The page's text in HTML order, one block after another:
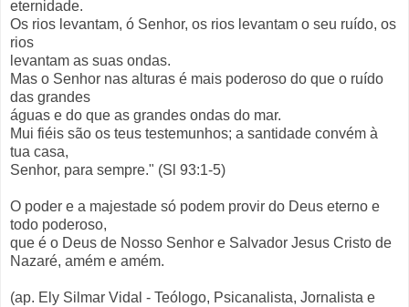
eternidade.
Os rios levantam, ó Senhor, os rios levantam o seu ruído, os
rios
levantam as suas ondas.
Mas o Senhor nas alturas é mais poderoso do que o ruído
das grandes
águas e do que as grandes ondas do mar.
Mui fiéis são os teus testemunhos; a santidade convém à
tua casa,
Senhor, para sempre." (Sl 93:1-5)
O poder e a majestade só podem provir do Deus eterno e
todo poderoso,
que é o Deus de Nosso Senhor e Salvador Jesus Cristo de
Nazaré, amém e amém.
(ap. Ely Silmar Vidal - Teólogo, Psicanalista, Jornalista e